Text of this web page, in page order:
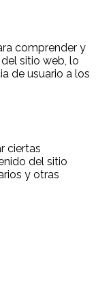
comprender y
sitio web, lo
de usuario a los
ciertas
del sitio
y otras